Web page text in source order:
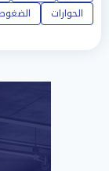
الحوارات